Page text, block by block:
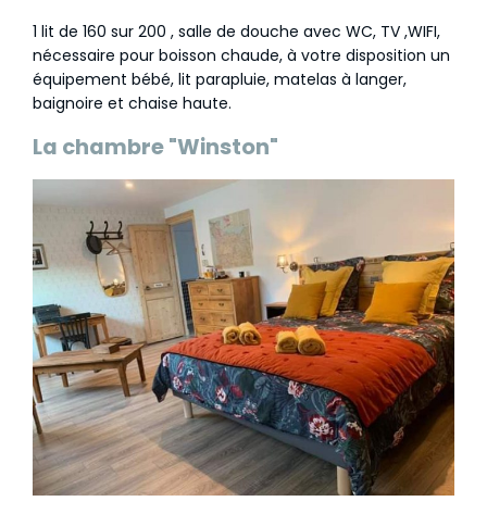
1 lit de 160 sur 200 , salle de douche avec WC, TV ,WIFI,
nécessaire pour boisson chaude, à votre disposition un
équipement bébé, lit parapluie, matelas à langer,
baignoire et chaise haute.
La chambre "Winston"